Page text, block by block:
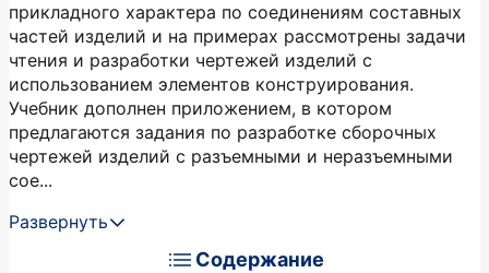
прикладного характера по соединениям составных
частей изделий и на примерах рассмотрены задачи
чтения и разработки чертежей изделий с
использованием элементов конструирования.
Учебник дополнен приложением, в котором
предлагаются задания по разработке сборочных
чертежей изделий с разъемными и неразъемными
сое...
Развернуть
Содержание